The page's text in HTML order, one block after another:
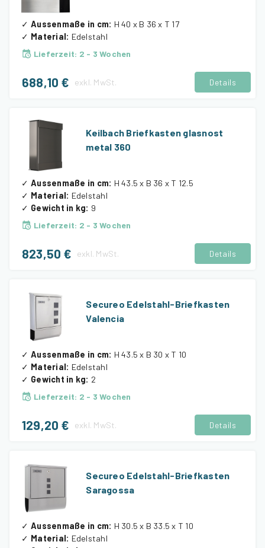
✓ Aussenmaße in cm: H 40 x B 36 x T 17
✓ Material: Edelstahl
Lieferzeit: 2 - 3 Wochen
688,10 € exkl. MwSt. Details
Keilbach Briefkasten glasnost
metal 360
✓ Aussenmaße in cm: H 43.5 x B 36 x T 12.5
✓ Material: Edelstahl
✓ Gewicht in kg: 9
Lieferzeit: 2 - 3 Wochen
823,50 € exkl. MwSt. Details
Secureo Edelstahl-Briefkasten
Valencia
✓ Aussenmaße in cm: H 43.5 x B 30 x T 10
✓ Material: Edelstahl
✓ Gewicht in kg: 2
Lieferzeit: 2 - 3 Wochen
129,20 € exkl. MwSt. Details
Secureo Edelstahl-Briefkasten
Saragossa
✓ Aussenmaße in cm: H 30.5 x B 33.5 x T 10
✓ Material: Edelstahl